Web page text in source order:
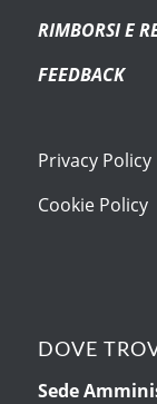
RIMBORSI E
FEEDBACK
Privacy Policy
Cookie Policy
DOVE
Sede